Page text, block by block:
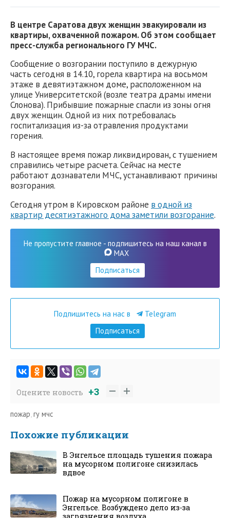
В центре Саратова двух женщин эвакуировали из
квартиры, охваченной пожаром. Об этом сообщает
пресс-служба регионального ГУ МЧС.
Сообщение о возгорании поступило в дежурную
часть сегодня в 14.10, горела квартира на восьмом
этаже в девятиэтажном доме, расположенном на
улице Университетской (возле театра драмы имени
Слонова). Прибывшие пожарные спасли из зоны огня
двух женщин. Одной из них потребовалась
госпитализация из-за отравления продуктами
горения.
В настоящее время пожар ликвидирован, с тушением
справились четыре расчета. Сейчас на месте
работают дознаватели МЧС, устанавливают причины
возгорания.
Сегодня утром в Кировском районе в одной из
квартир десятиэтажного дома заметили возгорание.
Не пропустите главное - подпишитесь на наш канал в
MAX
Подписаться
Подпишитесь на нас в
Telegram
Подписаться
Оцените новость +3
пожар,гу мчс
Похожие публикации
В Энгельсе площадь тушения пожара
на мусорном полигоне снизилась
вдвое
Пожар на мусорном полигоне в
Энгельсе. Возбуждено дело из-за